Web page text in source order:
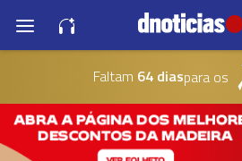
Faltam 64 diaspara os